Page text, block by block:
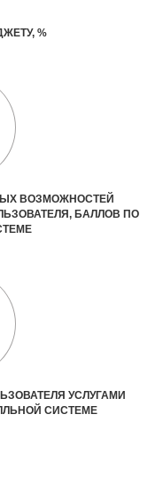
%
ВОЗМОЖНОСТЕЙ
БАЛЛОВ ПО
УСЛУГАМИ
СИСТЕМЕ